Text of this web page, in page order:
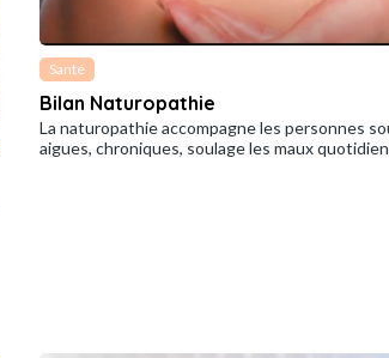
Santé
Bilan Naturopathie
La naturopathie accompagne les personnes
aigues, chroniques, soulage les maux